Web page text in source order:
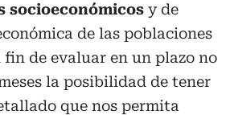
socioeconómicos y de
de las poblaciones
fin de evaluar en un plazo no
la posibilidad de tener
que nos permita